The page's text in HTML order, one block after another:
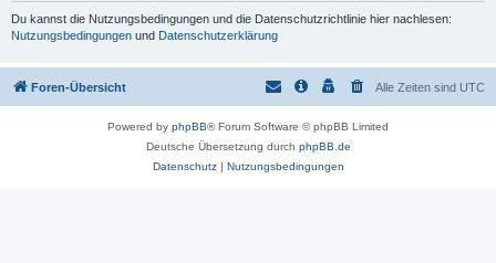
Du kannst die Nutzungsbedingungen und die Datenschutzrichtlinie hier nachlesen:
Nutzungsbedingungen und Datenschutzerklärung
Foren-Übersicht Alle Zeiten sind UTC
Powered by phpBB® Forum Software © phpBB Limited
Deutsche Übersetzung durch phpBB.de
Datenschutz| Nutzungsbedingungen